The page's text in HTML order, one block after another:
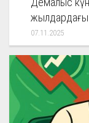
жылдардағы
07.11.2025